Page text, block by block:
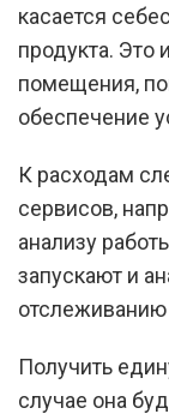
касается
продукта. Это
помещения,
обеспечение
К расходам
сервисов,
анализу
запускают и
отслеживанию
Получить
случае она